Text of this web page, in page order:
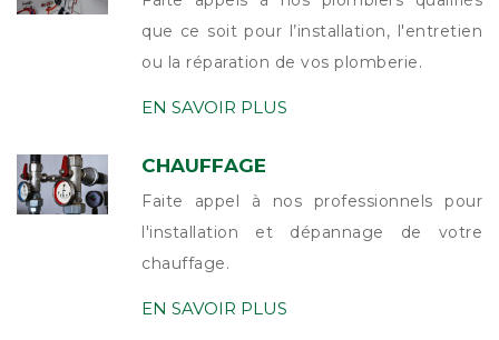
que ce soit pour l’installation, l'entretien
ou la réparation de vos plomberie.
EN SAVOIR PLUS
CHAUFFAGE
Faite appel à nos professionnels pour
l'installation et dépannage de votre
chauffage.
EN SAVOIR PLUS